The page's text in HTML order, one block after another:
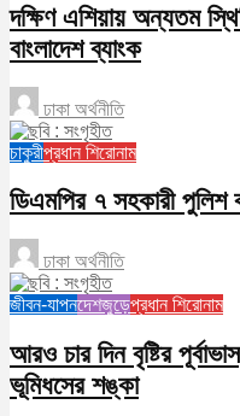
দক্ষিণ এশিয়ায় অন্যতম
বাংলাদেশ ব্যাংক
ঢাকা অর্থনীতি
চাকুরীপ্রধান শিরোনাম
ডিএমপির ৭ সহকারী পুলিশ
ঢাকা অর্থনীতি
জীবন-যাপনদেশজুড়েপ্রধান শিরোনাম
আরও চার দিন বৃষ্টির
ভূমিধসের শঙ্কা